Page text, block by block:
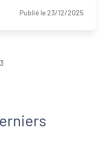
Publié le 23/12/2025
3